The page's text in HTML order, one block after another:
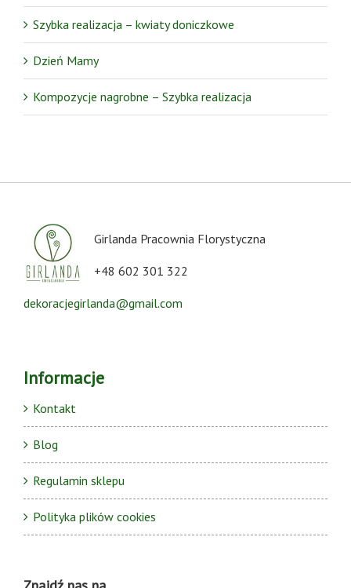
Szybka realizacja – kwiaty doniczkowe
Dzień Mamy
Kompozycje nagrobne – Szybka realizacja
Girlanda Pracownia Florystyczna
+48 602 301 322
dekoracjegirlanda@gmail.com
Informacje
Kontakt
Blog
Regulamin sklepu
Polityka plików cookies